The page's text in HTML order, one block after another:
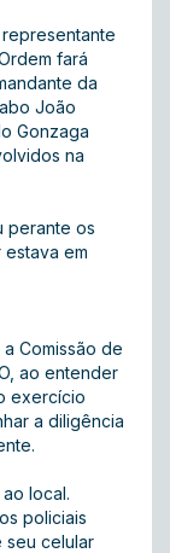
fará
da
João
Gonzaga
na
perante os
em
Comissão de
ao entender
exercício
a diligência
local.
policiais
celular